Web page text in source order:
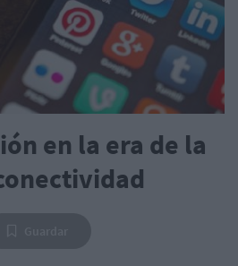
en la era de la